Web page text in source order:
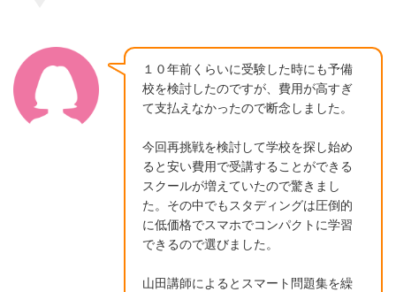
１０年前くらいに受験した時にも予備
校を検討したのですが、費用が高すぎ
て支払えなかったので断念しました。
今回再挑戦を検討して学校を探し始め
ると安い費用で受講することができる
スクールが増えていたので驚きまし
た。その中でもスタディングは圧倒的
に低価格でスマホでコンパクトに学習
できるので選びました。
山田講師によるとスマート問題集を繰